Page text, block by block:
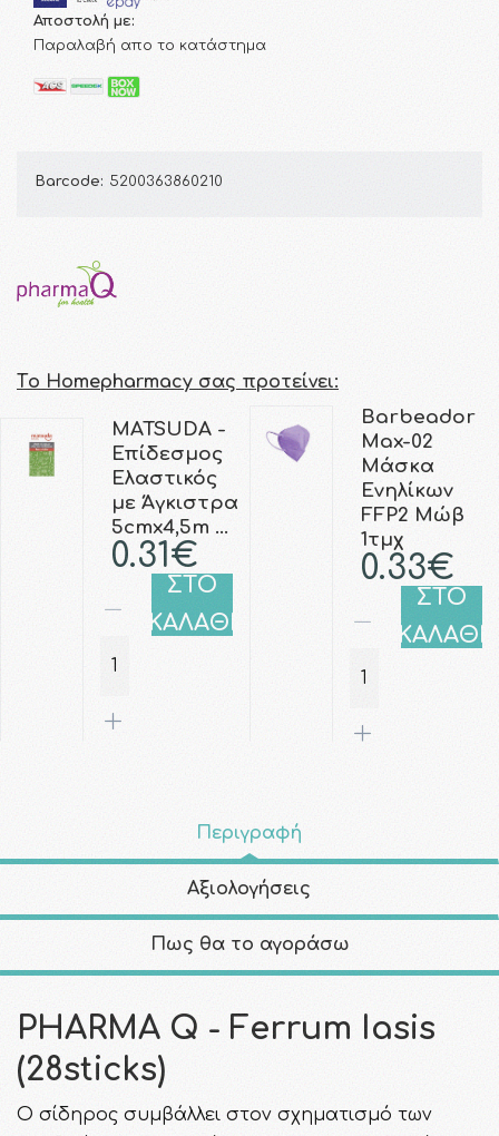
Αποστολή με:
Παραλαβή απο το κατάστημα
Barcode: 5200363860210
Τo Homepharmacy σας προτείνει:
MATSUDA -
Επίδεσμος
Ελαστικός
με Άγκιστρα
5cmx4,5m …
0.31€
ΣΤΟ
ΚΑΛΑΘΙ
Barbeador
Max-02
Μάσκα
Ενηλίκων
FFP2 Μώβ
1τμχ
0.33€
ΣΤΟ
ΚΑΛΑΘΙ
Περιγραφή
Αξιολογήσεις
Πως θα το αγοράσω
PHARMA Q - Ferrum Iasis
(28sticks)
Ο σίδηρος συμβάλλει στον σχηματισμό των